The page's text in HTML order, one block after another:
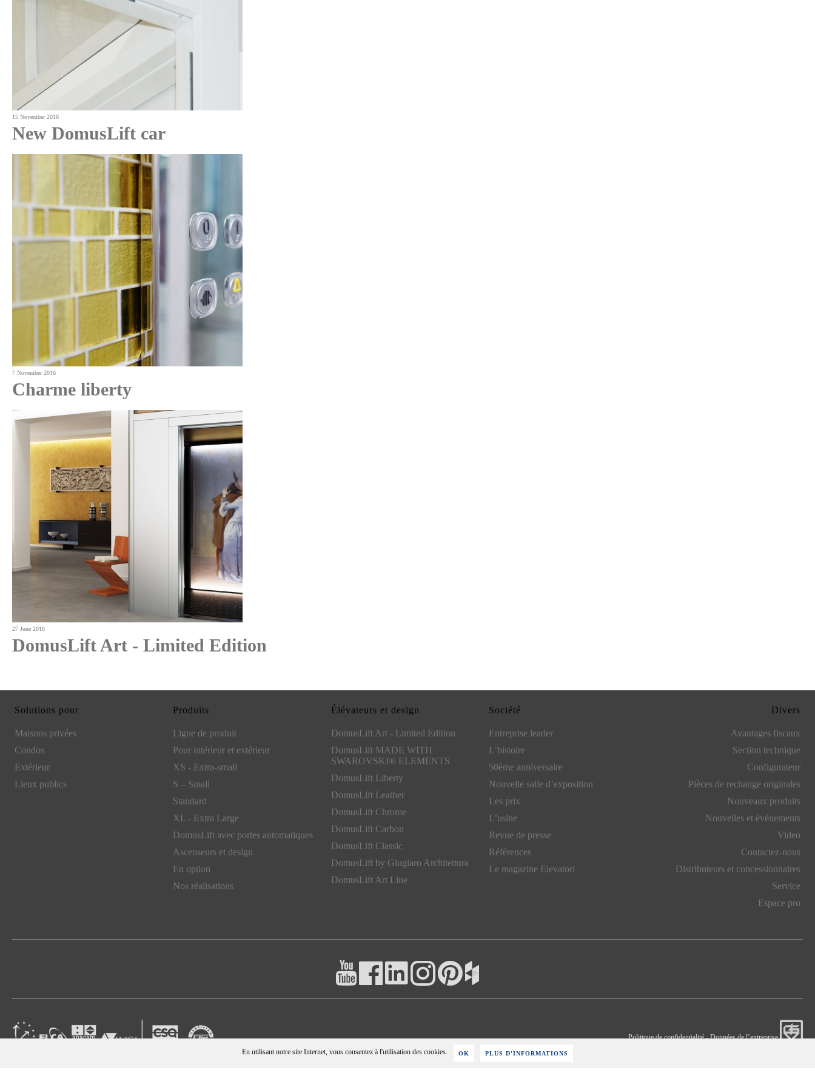
15 November 2016
New DomusLift car
7 November 2016
Charme liberty
27 June 2016
DomusLift Art - Limited Edition
Solutions pour
Maisons privées
Condos
Extérieur
Lieux publics
Produits
Ligne de produit
Pour intérieur et extérieur
XS - Extra-small
S – Small
Standard
XL - Extra Large
DomusLift avec portes automatiques
Ascenseurs et design
En option
Nos réalisations
Élévateurs et design
DomusLift Art - Limited Edition
DomusLift MADE WITH
SWAROVSKI® ELEMENTS
DomusLift Liberty
DomusLift Leather
DomusLift Chrome
DomusLift Carbon
DomusLift Classic
DomusLift by Giugiaro Architettura
DomusLift Art Line
Société
Entreprise leader
L’histoire
50ème anniversaire
Nouvelle salle d’exposition
Les prix
L’usine
Revue de presse
Références
Le magazine Elevatori
Divers
Avantages fiscaux
Section technique
Configurateur
Pièces de rechange originales
Nouveaux produits
Nouvelles et événements
Video
Contactez-nous
Distributeurs et concessionnaires
Service
Espace pro
Politique de confidentialité-Données de l’entreprise
En utilisant notre site Internet, vous consentez à l'utilisation des cookies.
OK PLUS D'INFORMATIONS